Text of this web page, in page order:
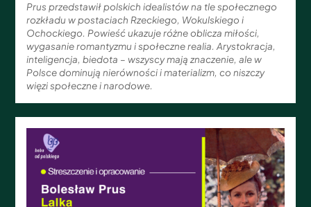
Prus przedstawił polskich idealistów na tle społecznego
rozkładu w postaciach Rzeckiego, Wokulskiego i
Ochockiego. Powieść ukazuje różne oblicza miłości,
wygasanie romantyzmu i społeczne realia. Arystokracja,
inteligencja, biedota – wszyscy mają znaczenie, ale w
Polsce dominują nierówności i materializm, co niszczy
więzi społeczne i narodowe.